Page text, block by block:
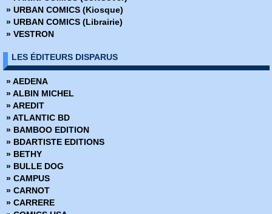
» Battle Chasers - Intégrale
» Battle Pope - Intégrale
» Battlebeast - Le Fauve de combat
» Bêtes de somme
» Big Guy
» Big man plans
» Birthright
» Black Hole
» Black Kiss
» Blacking Out
» Blade Runner 2019
» Blade Runner 2029
» Blood and Thunder
» Body Bags
» Bone
» Bone Hors Série
» URBAN COMICS (Kiosque)
» URBAN COMICS (Librairie)
» VESTRON
LES ÉDITEURS DISPARUS
» AEDENA
» ALBIN MICHEL
» AREDIT
» ATLANTIC BD
» BAMBOO EDITION
» BDARTISTE EDITIONS
» BETHY
» BULLE DOG
» CAMPUS
» CARNOT
» CARRERE